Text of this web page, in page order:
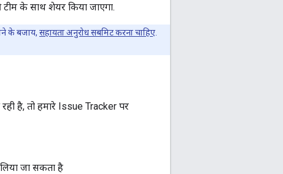
के साथ शेयर किया जाएगा.
के बजाय, सहायता अनुरोध सबमिट करना चाहिए
है, तो हमारे Issue Tracker पर
जा सकता है